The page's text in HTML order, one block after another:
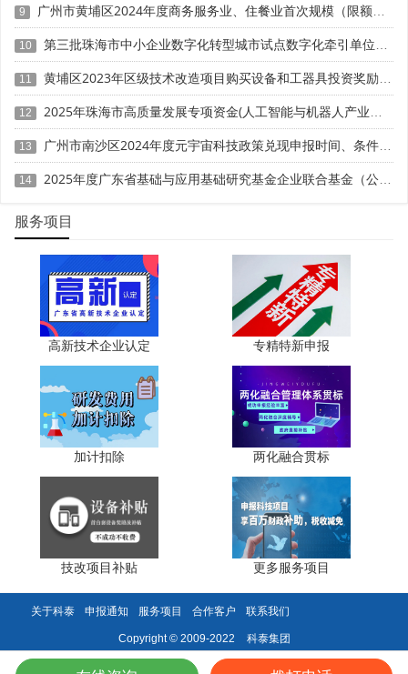
政策导向：
广东省将“核心基础零部件”纳入“制造业单项冠军”重点培
育目录，鼓励“整机厂+配套企业”联合申报。
案例：东莞某微型直线电机企业，为光刻机、半导体检
测设备供货，2024年获批国家级专精特新“小巨人”。
五、人工智能与智能硬件：从算法到场景的闭环突破
政策定位：
重点支持领域：
边缘AI芯片与推理模组
工业AI质检、智能巡检机器人
多模态感知融合系统
区域布局：
深圳打造“AI+机器人”产业集群，广州建设“琶洲算谷”，
珠海布局无人系统。
政策红利：AI类企业申报专精特新时，算法专利、软件
著作权、场景落地案例均可作为“新颖化”评分加分项。
六、生物医用材料与高端医疗器械：健康中国的关键支
撑
突破高端医疗设备进口依赖，发展“粤港澳大
湾区生物医药产业带”。
9 广州市黄埔区2024年度商务服务业、住餐业首次规模（限额）以下转规模（限额）以上奖励申报时间、条件要求、资助标准
10 第三批珠海市中小企业数字化转型城市试点数字化牵引单位遴选申报时间、条件要求
11 黄埔区2023年区级技术改造项目购买设备和工器具投资奖励 （第一批）申报时间、条件要求、资助标准
12 2025年珠海市高质量发展专项资金(人工智能与机器人产业发展用途)项目征集申报时间、条件要求、补助奖励
13 广州市南沙区2024年度元宇宙科技政策兑现申报时间、条件要求、补助奖励
14 2025年度广东省基础与应用基础研究基金企业联合基金（公共卫生与医药健康领域）项目申报时间、条件要求、资助奖励
服务项目
高新技术企业认定 专精特新申报
加计扣除 两化融合贯标
技改项目补贴 更多服务项目
关于科泰 申报通知 服务项目 合作客户 联系我们
Copyright © 2009-2022 科泰集团